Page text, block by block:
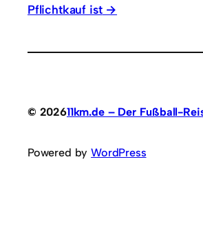
Pflichtkauf ist
© 202611km.de – Der Fußball-
Powered byWordPress